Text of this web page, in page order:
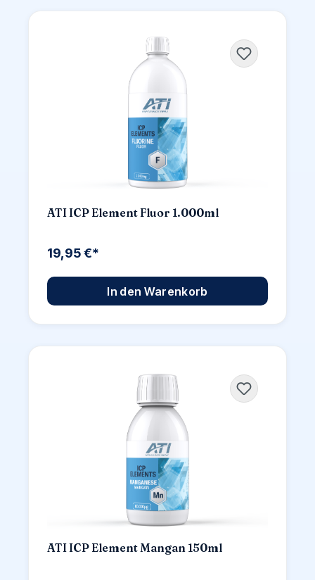
ATI ICP Element Fluor 1.000ml
19,95 €*
In den Warenkorb
ATI ICP Element Mangan 150ml